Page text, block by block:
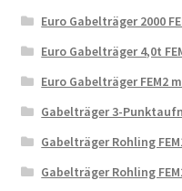
Euro Gabelträger 2000
Euro Gabelträger 4,0t
Euro Gabelträger FEM2
Gabelträger 3-
Gabelträger Rohling
Gabelträger Rohling